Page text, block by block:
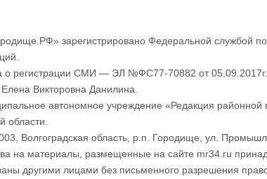
зарегистрировано Федеральной службой
о регистрации СМИ — ЭЛ №ФС77-70882 от 05.09.2017г.
Викторовна Данилина.
автономное учреждение «Редакция районной
области.
Волгоградская область, р.п. Городище, ул.
на материалы, размещенные на сайте mr34.ru
другими лицами без письменного разрешения